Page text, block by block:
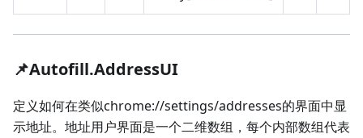
📌Autofill.AddressUI
定义如何在类似chrome://settings/addresses的界面中显
示地址。地址用户界面是一个二维数组，每个内部数组代表